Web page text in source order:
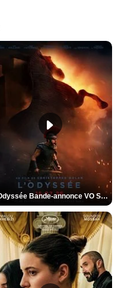
L'Odyssée Bande-annonce VO STFR